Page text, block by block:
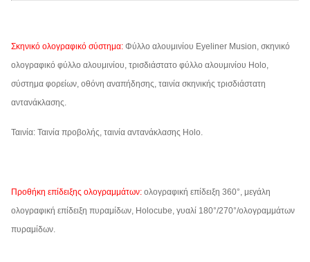
Σκηνικό ολογραφικό σύστημα: Φύλλο αλουμινίου Eyeliner Musion, σκηνικό
ολογραφικό φύλλο αλουμινίου, τρισδιάστατο φύλλο αλουμινίου Holo,
σύστημα φορείων, οθόνη αναπήδησης, ταινία σκηνικής τρισδιάστατη
αντανάκλασης.
Ταινία: Ταινία προβολής, ταινία αντανάκλασης Holo.
Προθήκη επίδειξης ολογραμμάτων: ολογραφική επίδειξη 360°, μεγάλη
ολογραφική επίδειξη πυραμίδων, Holocube, γυαλί 180°/270°/ολογραμμάτων
πυραμίδων.